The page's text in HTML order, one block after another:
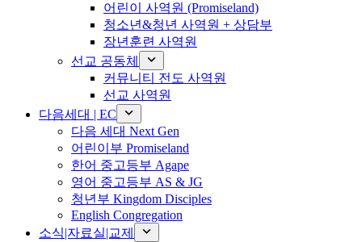
어린이 사역원 (Promiseland)
청소년&청년 사역원 + 상담부
장년훈련 사역원
선교 공동체
커뮤니티 전도 사역원
선교 사역원
다음세대 | EC
다음 세대 Next Gen
어린이부 Promiseland
한어 중고등부 Agape
영어 중고등부 AS & JG
청년부 Kingdom Disciples
English Congregation
소식|자료실|교제